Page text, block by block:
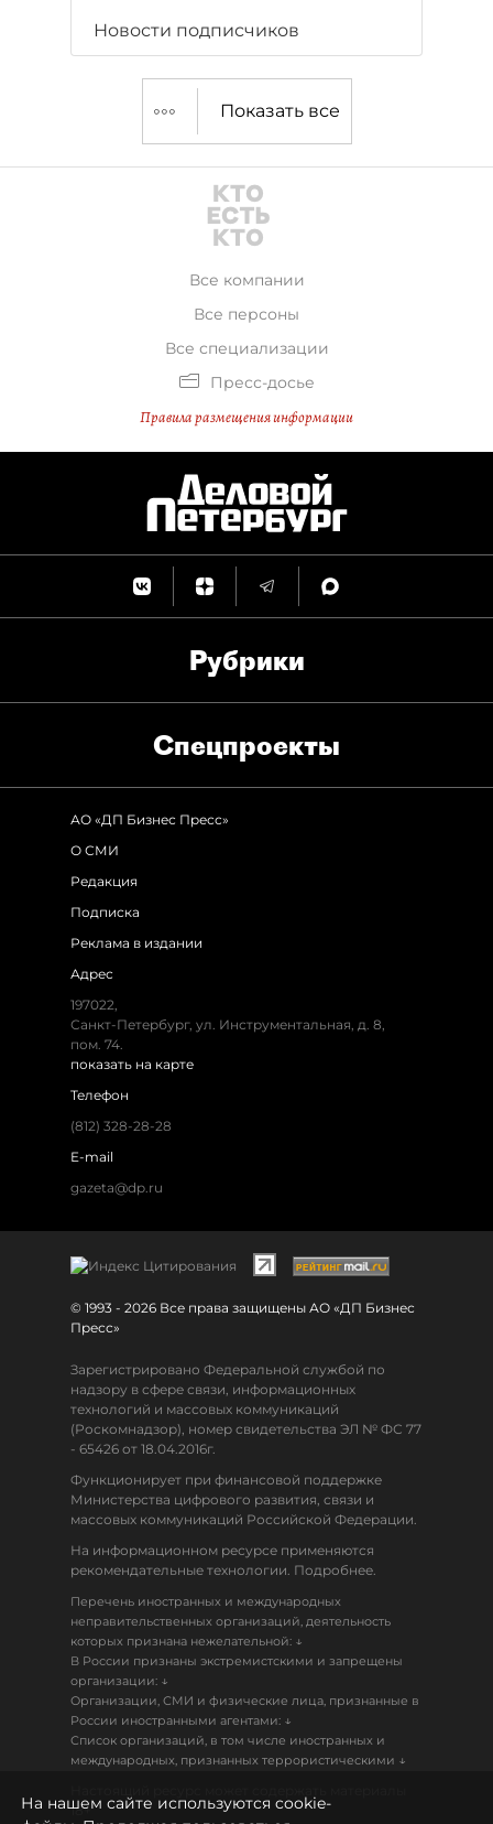
Новости подписчиков
Показать все
Все компании
Все персоны
Все специализации
Пресс-досье
Правила размещения информации
Рубрики
Спец­проекты
АО «ДП Бизнес Пресс»
О СМИ
Редакция
Подписка
Реклама в издании
Адрес
197022,
Санкт-Петербург, ул. Инструментальная, д. 8,
пом. 74.
показать на карте
Телефон
(812) 328-28-28
E-mail
gazeta@dp.ru
© 1993 - 2026 Все права защищены АО «ДП Бизнес
Пресс»
Зарегистрировано Федеральной службой по
надзору в сфере связи, информационных
технологий и массовых коммуникаций
(Роскомнадзор), номер свидетельства ЭЛ № ФС 77
- 65426 от 18.04.2016г.
Функционирует при финансовой поддержке
Министерства цифрового развития, связи и
массовых коммуникаций Российской Федерации.
На информационном ресурсе применяются
рекомендательные технологии. Подробнее.
Перечень иностранных и международных
неправительственных организаций, деятельность
которых признана нежелательной: ↓
В России признаны экстремистскими и запрещены
организации: ↓
Организации, СМИ и физические лица, признанные в
России иностранными агентами: ↓
Список организаций, в том числе иностранных и
международных, признанных террористическими ↓
18+
На нашем сайте используются cookie-